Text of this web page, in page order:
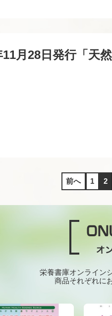
11月28日発行「天
前へ 1 2
栄養書庫オンライン
商品それぞれに